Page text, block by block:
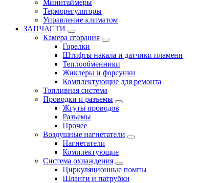
Минитаймеры
Терморегуляторы
Управление климатом
ЗАПЧАСТИ
Камера сгорания
Горелки
Штифты накала и датчики пламени
Теплообменники
Жиклеры и форсунки
Комплектующие для ремонта
Топливная система
Проводки и разъемы
Жгуты проводов
Разъемы
Прочее
Воздушные нагнетатели
Нагнетатели
Комплектующие
Система охлаждения
Циркуляционные помпы
Шланги и патрубки